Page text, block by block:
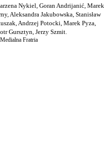
Nykiel, Goran Andrijanić, Marek
Aleksandra Jakubowska, Stanisław
Andrzej Potocki, Marek Pyza,
Gursztyn, Jerzy Szmit.
Fratria